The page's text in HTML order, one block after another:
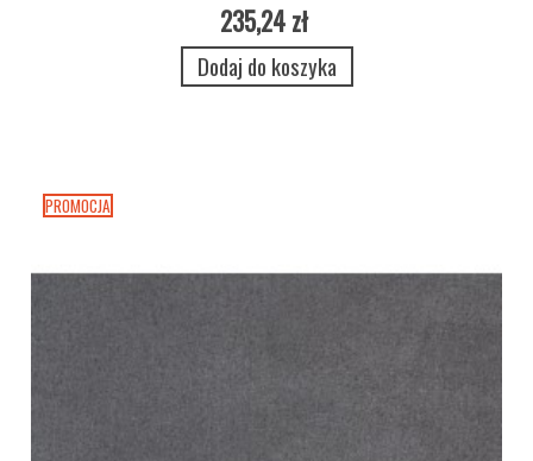
235,24 zł
Dodaj do koszyka
PROMOCJA